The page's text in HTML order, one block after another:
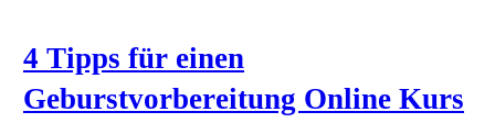
4 Tipps für einen
Geburstvorbereitung Online Kurs